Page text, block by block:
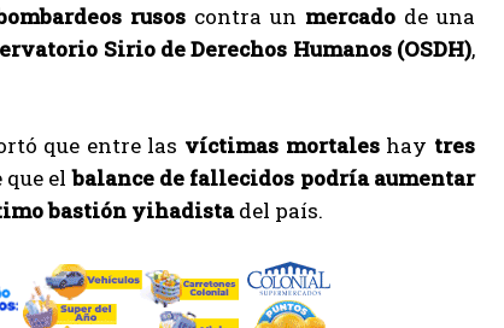
rusos contra un mercado de una
Sirio de Derechos Humanos (OSDH),
que entre las víctimas mortaleshay tres
que elbalance de fallecidos podría aumentar
bastión yihadistadel país.